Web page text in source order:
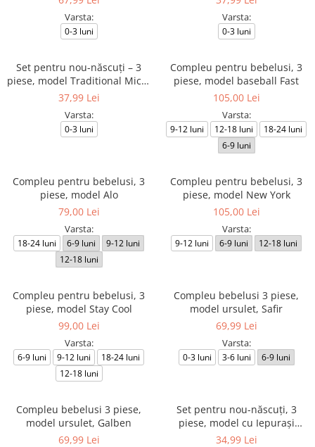
Varsta:
0-3 luni
Varsta:
0-3 luni
Set pentru nou-născuți – 3
piese, model Traditional Micul
Românaș
37,99 Lei
Varsta:
0-3 luni
Compleu pentru bebelusi, 3
piese, model baseball Fast
105,00 Lei
Varsta:
9-12 luni 12-18 luni
18-24 luni
6-9 luni
Compleu pentru bebelusi, 3
piese, model Alo
79,00 Lei
Varsta:
18-24 luni 6-9 luni
9-12 luni
12-18 luni
Compleu pentru bebelusi, 3
piese, model New York
105,00 Lei
Varsta:
9-12 luni 6-9 luni 12-18 luni
Compleu pentru bebelusi, 3
piese, model Stay Cool
99,00 Lei
Varsta:
6-9 luni 9-12 luni
18-24 luni
12-18 luni
Compleu bebelusi 3 piese,
model ursulet, Safir
69,99 Lei
Varsta:
0-3 luni 3-6 luni 6-9 luni
Compleu bebelusi 3 piese,
model ursulet, Galben
69,99 Lei
Set pentru nou-născuți, 3
piese, model cu Iepurași
Jucăuși
34,99 Lei